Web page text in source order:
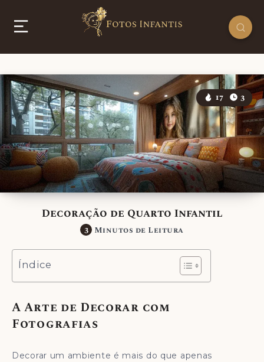
Decoração de Quarto Infantil
17 3
3 Minutos de Leitura
Índice
A Arte de Decorar com
Fotografias
Decorar um ambiente é mais do que apenas